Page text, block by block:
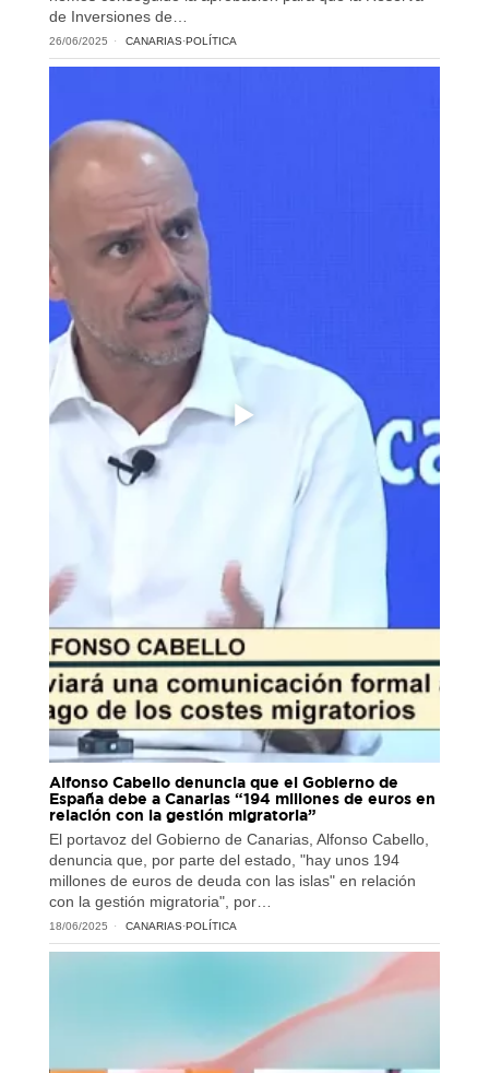
de Inversiones de…
26/06/2025 CANARIAS·POLÍTICA
Alfonso Cabello denuncia que el Gobierno de
España debe a Canarias “194 millones de euros en
relación con la gestión migratoria”
El portavoz del Gobierno de Canarias, Alfonso Cabello,
denuncia que, por parte del estado, "hay unos 194
millones de euros de deuda con las islas" en relación
con la gestión migratoria", por…
18/06/2025 CANARIAS·POLÍTICA